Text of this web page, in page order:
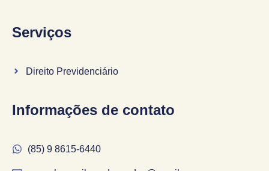
Serviços
Direito Previdenciário
Informações de contato
(85) 9 8615-6440